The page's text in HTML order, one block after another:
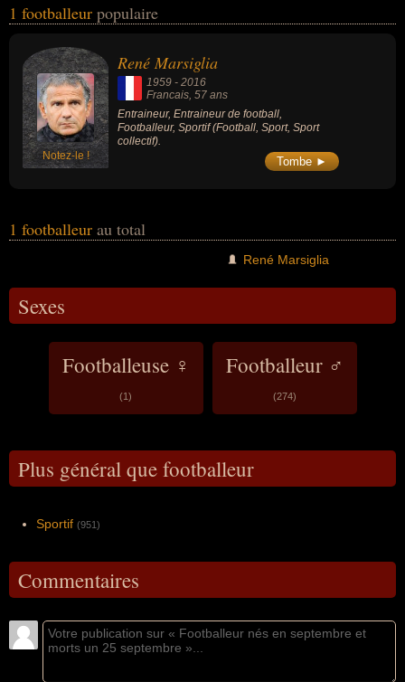
masculin) peuvent avoir des liens variés dans les domaines du
également avoir été entraineur, entraineur de football ou sportif. En
ce qui concerne leurs nationalités au moment de leurs morts, ils
peuvent avoir été francais par exemple.
1 footballeur populaire
Notez-le !
René Marsiglia
1959 - 2016
Francais, 57 ans
Entraineur, Entraineur de football,
Footballeur, Sportif (Football, Sport, Sport
collectif).
Tombe ►
1 footballeur au total
René Marsiglia
Sexes
Footballeuse ♀
(1)
Footballeur ♂
(274)
Plus général que footballeur
Sportif (951)
Commentaires